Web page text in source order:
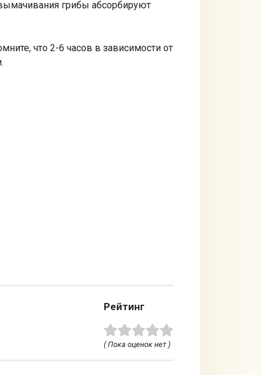
грибы абсорбируют
что 2-6 часов в зависимости от
Рейтинг
( Пока оценок нет )